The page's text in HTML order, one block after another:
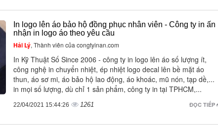
In logo lên áo bảo hộ đồng phục nhân viên - Công ty in ấn
nhận in logo áo theo yêu cầu
Hải Lý, Thành viên của congtyinan.com
In Kỹ Thuật Số Since 2006 - công ty in logo lên áo số lượng ít,
công nghệ in chuyển nhiệt, ép nhiệt logo decal lên bề mặt áo
thun, áo sơ mi, áo bảo hộ lao động, áo khoác, mũ nón, tạp dề,...
in mọi số lượng, dù chỉ 1 sản phẩm, công ty in tại TPHCM,...
ĐỌC TIẾP
22/04/2021 15:44:26 1261